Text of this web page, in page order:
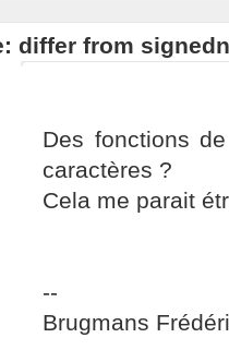
differ from
Des fonctions
caractères ?
Cela me parait
--
Brugmans